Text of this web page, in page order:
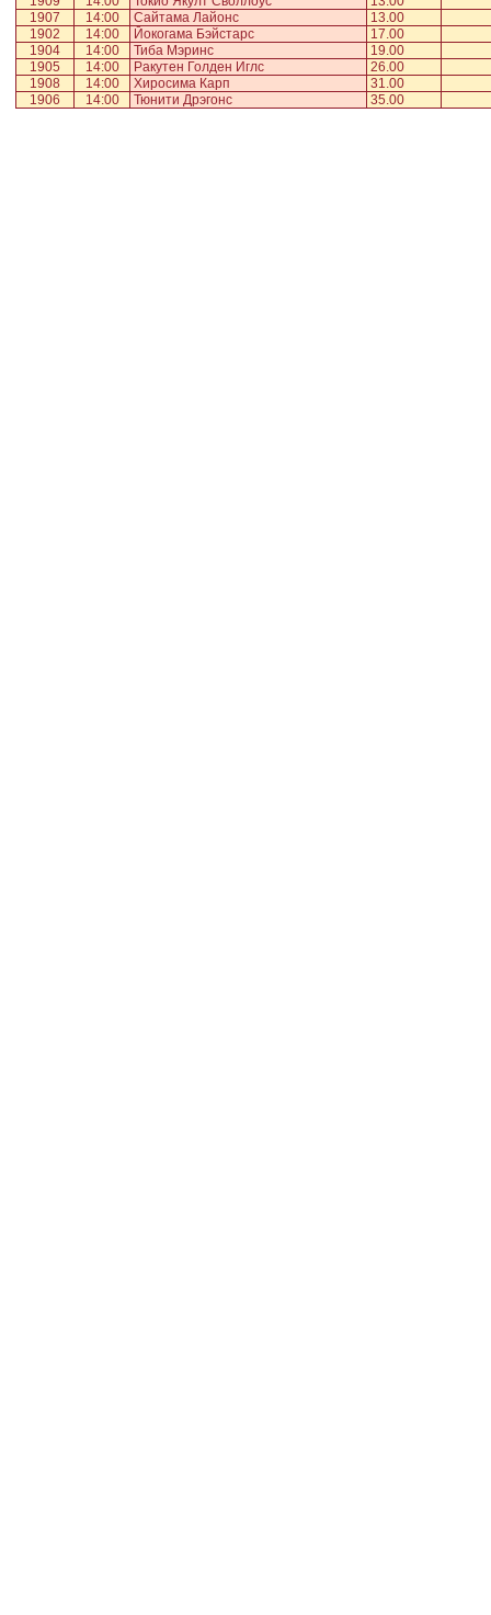
1907
14:00 Сайтама Лайонс
13.00
1902
14:00 Йокогама Бэйстарс
17.00
1904
14:00 Тиба Мэринс
19.00
1905
14:00 Ракутен Голден Иглс
26.00
1908
14:00 Хиросима Карп
31.00
1906
14:00 Тюнити Дрэгонс 35.00